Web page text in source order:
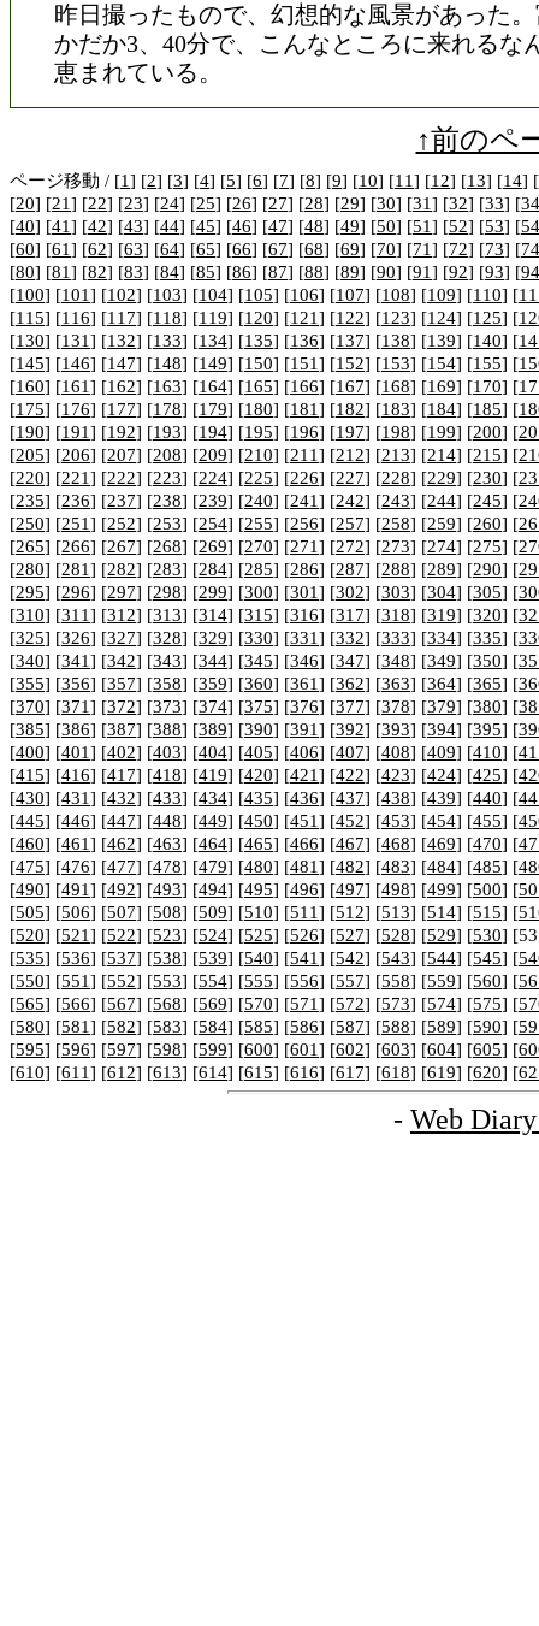
昨日撮ったもので、幻想的な風景があった
かだか3、40分で、こんなところに来れるな
恵まれている。
↑前のペ
ページ移動 / [1] [2] [3] [4] [5] [6] [7] [8] [9] [10] [11] [12] [13] [14] [
[20] [21] [22] [23] [24] [25] [26] [27] [28] [29] [30] [31] [32] [33] [34
[40] [41] [42] [43] [44] [45] [46] [47] [48] [49] [50] [51] [52] [53] [54
[60] [61] [62] [63] [64] [65] [66] [67] [68] [69] [70] [71] [72] [73] [74
[80] [81] [82] [83] [84] [85] [86] [87] [88] [89] [90] [91] [92] [93] [94
[100] [101] [102] [103] [104] [105] [106] [107] [108] [109] [110] [
[115] [116] [117] [118] [119] [120] [121] [122] [123] [124] [125] [
[130] [131] [132] [133] [134] [135] [136] [137] [138] [139] [140] [
[145] [146] [147] [148] [149] [150] [151] [152] [153] [154] [155] [
[160] [161] [162] [163] [164] [165] [166] [167] [168] [169] [170] [
[175] [176] [177] [178] [179] [180] [181] [182] [183] [184] [185] [
[190] [191] [192] [193] [194] [195] [196] [197] [198] [199] [200] [
[205] [206] [207] [208] [209] [210] [211] [212] [213] [214] [215] [
[220] [221] [222] [223] [224] [225] [226] [227] [228] [229] [230] [
[235] [236] [237] [238] [239] [240] [241] [242] [243] [244] [245] [
[250] [251] [252] [253] [254] [255] [256] [257] [258] [259] [260] [
[265] [266] [267] [268] [269] [270] [271] [272] [273] [274] [275] [
[280] [281] [282] [283] [284] [285] [286] [287] [288] [289] [290] [
[295] [296] [297] [298] [299] [300] [301] [302] [303] [304] [305] [
[310] [311] [312] [313] [314] [315] [316] [317] [318] [319] [320] [
[325] [326] [327] [328] [329] [330] [331] [332] [333] [334] [335] [
[340] [341] [342] [343] [344] [345] [346] [347] [348] [349] [350] [
[355] [356] [357] [358] [359] [360] [361] [362] [363] [364] [365] [
[370] [371] [372] [373] [374] [375] [376] [377] [378] [379] [380] [
[385] [386] [387] [388] [389] [390] [391] [392] [393] [394] [395] [
[400] [401] [402] [403] [404] [405] [406] [407] [408] [409] [410] [
[415] [416] [417] [418] [419] [420] [421] [422] [423] [424] [425] [
[430] [431] [432] [433] [434] [435] [436] [437] [438] [439] [440] [
[445] [446] [447] [448] [449] [450] [451] [452] [453] [454] [455] [
[460] [461] [462] [463] [464] [465] [466] [467] [468] [469] [470] [
[475] [476] [477] [478] [479] [480] [481] [482] [483] [484] [485] [
[490] [491] [492] [493] [494] [495] [496] [497] [498] [499] [500] [
[505] [506] [507] [508] [509] [510] [511] [512] [513] [514] [515] [
[520] [521] [522] [523] [524] [525] [526] [527] [528] [529] [530]
[535] [536] [537] [538] [539] [540] [541] [542] [543] [544] [545] [
[550] [551] [552] [553] [554] [555] [556] [557] [558] [559] [560] [
[565] [566] [567] [568] [569] [570] [571] [572] [573] [574] [575] [
[580] [581] [582] [583] [584] [585] [586] [587] [588] [589] [590] [
[595] [596] [597] [598] [599] [600] [601] [602] [603] [604] [605] [
[610] [611] [612] [613] [614] [615] [616] [617] [618] [619] [620] [
- Web